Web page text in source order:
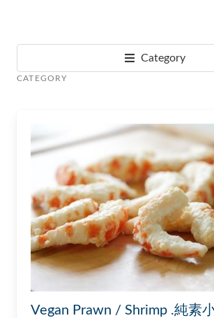
Category
CATEGORY
Vegan Prawn / Shrimp .純素